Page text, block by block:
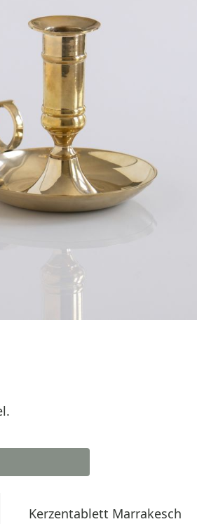
Kerzentablett Marrakesch